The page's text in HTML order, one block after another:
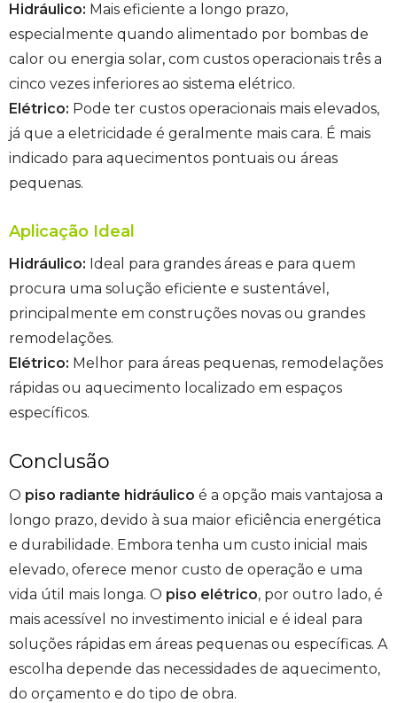
Hidráulico: Mais eficiente a longo prazo,
especialmente quando alimentado por bombas de
calor ou energia solar, com custos operacionais três a
cinco vezes inferiores ao sistema elétrico.
Elétrico: Pode ter custos operacionais mais elevados,
já que a eletricidade é geralmente mais cara. É mais
indicado para aquecimentos pontuais ou áreas
pequenas.
Aplicação Ideal
Hidráulico: Ideal para grandes áreas e para quem
procura uma solução eficiente e sustentável,
principalmente em construções novas ou grandes
remodelações.
Elétrico: Melhor para áreas pequenas, remodelações
rápidas ou aquecimento localizado em espaços
específicos.
Conclusão
O piso radiante hidráulico é a opção mais vantajosa a
longo prazo, devido à sua maior eficiência energética
e durabilidade. Embora tenha um custo inicial mais
elevado, oferece menor custo de operação e uma
vida útil mais longa. O piso elétrico, por outro lado, é
mais acessível no investimento inicial e é ideal para
soluções rápidas em áreas pequenas ou específicas. A
escolha depende das necessidades de aquecimento,
do orçamento e do tipo de obra.